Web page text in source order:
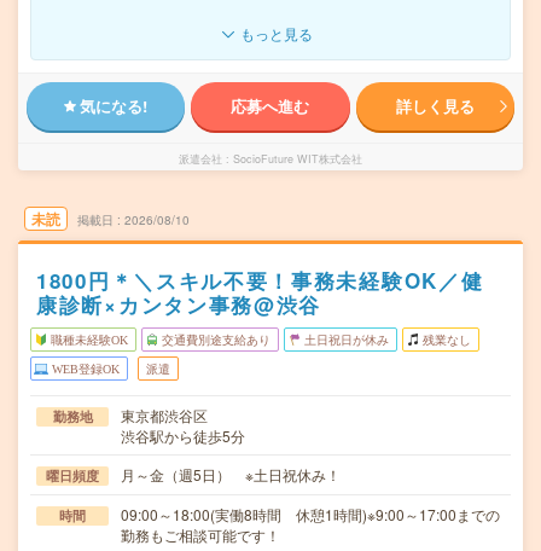
もっと見る
気になる! 応募へ進む 詳しく見る
派遣会社 SocioFuture WIT株式会社
未読 掲載日 2026/08/10
1800円＊＼スキル不要！事務未経験OK／健
康診断×カンタン事務@渋谷
職種未経験OK 交通費別途支給あり 土日祝日が休み 残業なし
WEB登録OK 派遣
勤務地
東京都渋谷区
渋谷駅から徒歩5分
曜日頻度 月～金（週5日） ※土日祝休み！
時間
09:00～18:00(実働8時間 休憩1時間)※9:00～17:00までの
勤務もご相談可能です！